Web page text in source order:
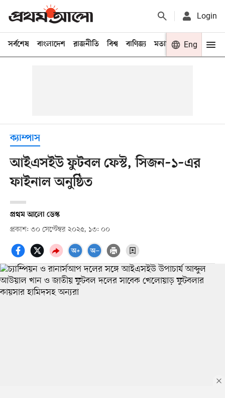
Login
সর্বশেষ বাংলাদেশ রাজনীতি বিশ্ব বাণিজ্য মতামত খেলা
Eng
ক্যাম্পাস
আইএসইউ ফুটবল ফেস্ট, সিজন–১–এর
ফাইনাল অনুষ্ঠিত
প্রথম আলো ডেস্ক
প্রকাশ: ৩০ সেপ্টেম্বর ২০২৫, ১৩: ০০